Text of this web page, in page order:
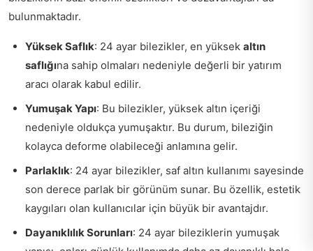
bulunmaktadır.
Yüksek Saflık: 24 ayar bilezikler, en yüksek altın
saflığına sahip olmaları nedeniyle değerli bir yatırım
aracı olarak kabul edilir.
Yumuşak Yapı: Bu bilezikler, yüksek altın içeriği
nedeniyle oldukça yumuşaktır. Bu durum, bileziğin
kolayca deforme olabileceği anlamına gelir.
Parlaklık: 24 ayar bilezikler, saf altın kullanımı sayesinde
son derece parlak bir görünüm sunar. Bu özellik, estetik
kaygıları olan kullanıcılar için büyük bir avantajdır.
Dayanıklılık Sorunları: 24 ayar bileziklerin yumuşak